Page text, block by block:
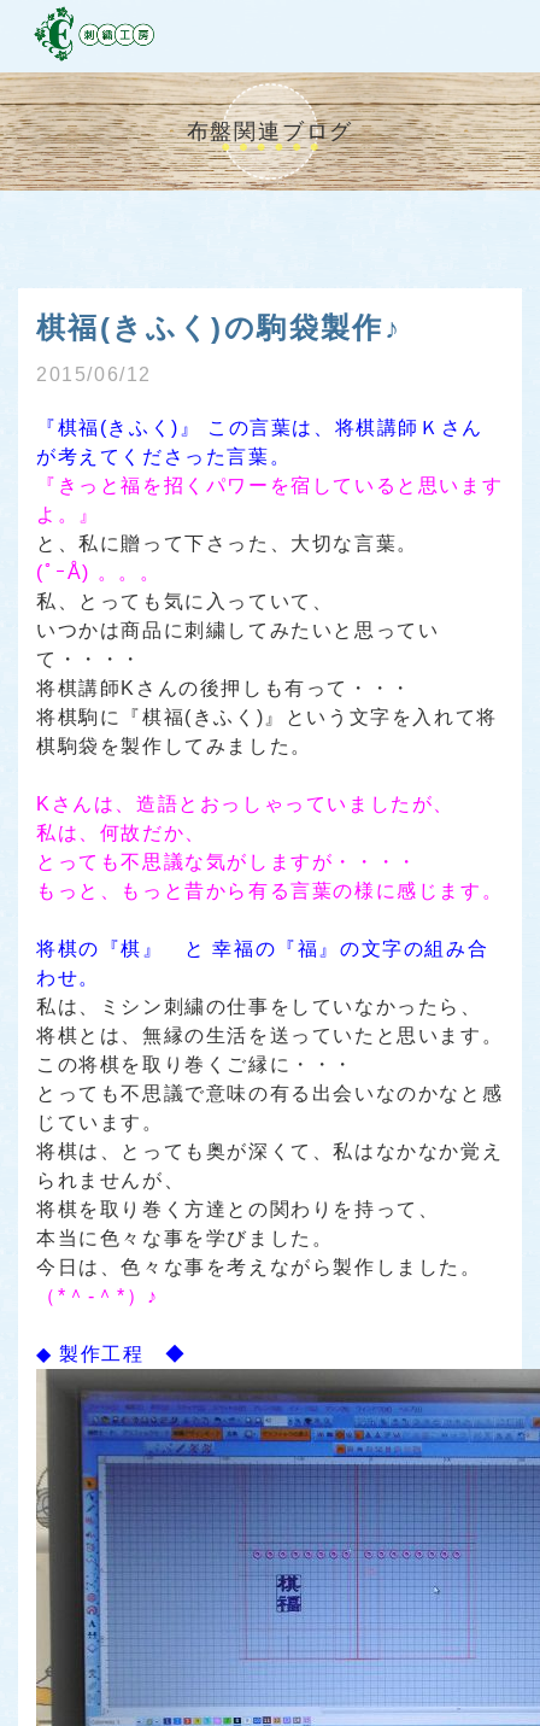
布盤関連ブログ
棋福(きふく)の駒袋製作♪
2015/06/12
『棋福(きふく)』
この言葉は、将棋講師Ｋさん
が考えてくださった言葉。
『きっと福を招くパワーを宿していると思います
よ。』
と、私に贈って下さった、大切な言葉。
(ﾟｰÅ) 。。。
私、とっても気に入っていて、
いつかは商品に刺繍してみたいと思ってい
て・・・・
将棋講師Kさんの後押しも有って・・・
将棋駒に『棋福(きふく)』という文字を入れて将
棋駒袋を製作してみました。
Kさんは、造語とおっしゃっていましたが、
私は、何故だか、
とっても不思議な気がしますが・・・・
もっと、もっと昔から有る言葉の様に感じます。
将棋の『棋』 と 幸福の『福』の文字の組み合
わせ。
私は、ミシン刺繍の仕事をしていなかったら、
将棋とは、無縁の生活を送っていたと思います。
この将棋を取り巻くご縁に・・・
とっても不思議で意味の有る出会いなのかなと感
じています。
将棋は、とっても奥が深くて、私はなかなか覚え
られませんが、
将棋を取り巻く方達との関わりを持って、
本当に色々な事を学びました。
今日は、色々な事を考えながら製作しました。
（*＾-＾*）♪
◆ 製作工程 ◆